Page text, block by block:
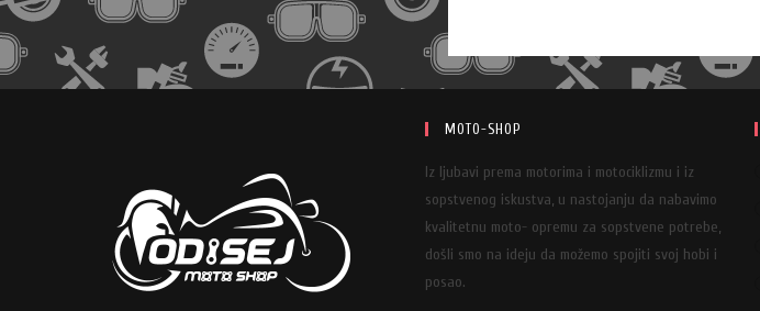
MOTO-SHOP
Iz ljubavi prema motorima i motociklizmu i iz
sopstvenog iskustva, u nastojanju da nabavimo
kvalitetnu moto- opremu za sopstvene potrebe,
došli smo na ideju da možemo spojiti svoj hobi i
posao.